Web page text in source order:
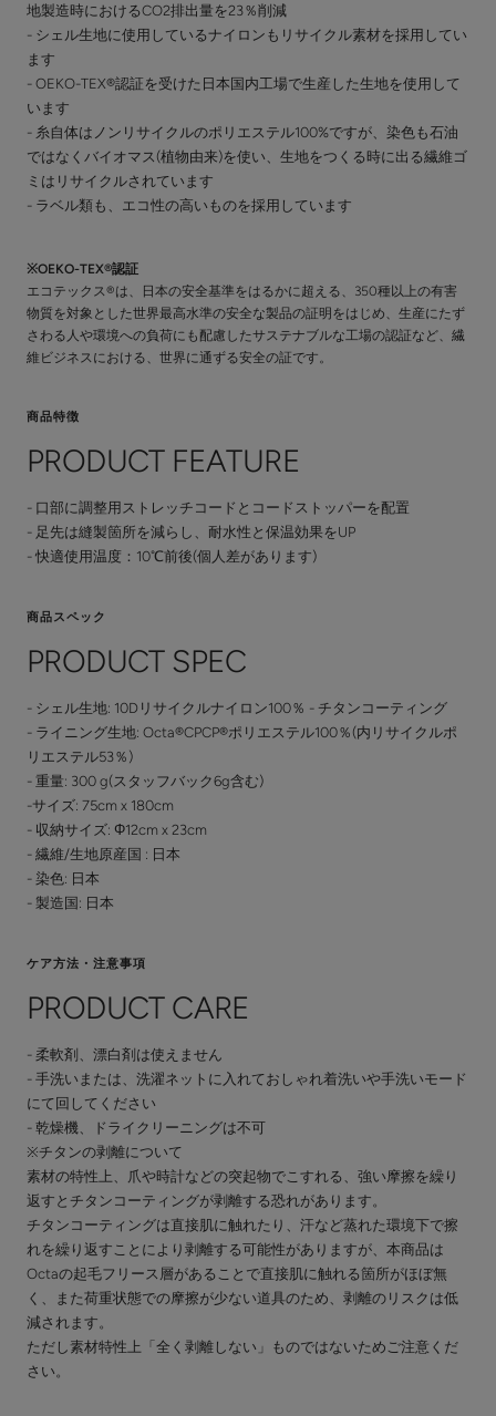
地製造時におけるCO2排出量を23％削減
- シェル生地に使用しているナイロンもリサイクル素材を採用してい
ます
- OEKO-TEX®認証を受けた日本国内工場で生産した生地を使用して
います
- 糸自体はノンリサイクルのポリエステル100%ですが、染色も石油
ではなくバイオマス(植物由来)を使い、生地をつくる時に出る繊維ゴ
ミはリサイクルされています
- ラベル類も、エコ性の高いものを採用しています
※OEKO-TEX®認証
エコテックス®は、日本の安全基準をはるかに超える、350種以上の有害
物質を対象とした世界最高水準の安全な製品の証明をはじめ、生産にたず
さわる人や環境への負荷にも配慮したサステナブルな工場の認証など、繊
維ビジネスにおける、世界に通ずる安全の証です。
商品特徴
PRODUCT FEATURE
- 口部に調整用ストレッチコードとコードストッパーを配置
- 足先は縫製箇所を減らし、耐水性と保温効果をUP
- 快適使用温度：10℃前後(個人差があります)
商品スペック
PRODUCT SPEC
- シェル生地: 10Dリサイクルナイロン100％ - チタンコーティング
- ライニング生地: Octa®CPCP®ポリエステル100％(内リサイクルポ
リエステル53％)
- 重量: 300 g(スタッフバック6g含む)
-サイズ: 75cm x 180cm
- 収納サイズ: Φ12cm x 23cm
- 繊維/生地原産国 : 日本
- 染色: 日本
- 製造国: 日本
ケア方法・注意事項
PRODUCT CARE
- 柔軟剤、漂白剤は使えません
- 手洗いまたは、洗濯ネットに入れておしゃれ着洗いや手洗いモード
にて回してください
- 乾燥機、ドライクリーニングは不可
※チタンの剥離について
素材の特性上、爪や時計などの突起物でこすれる、強い摩擦を繰り
返すとチタンコーティングが剥離する恐れがあります。
チタンコーティングは直接肌に触れたり、汗など蒸れた環境下で擦
れを繰り返すことにより剥離する可能性がありますが、本商品は
Octaの起毛フリース層があることで直接肌に触れる箇所がほぼ無
く、また荷重状態での摩擦が少ない道具のため、剥離のリスクは低
減されます。
ただし素材特性上「全く剥離しない」ものではないためご注意くだ
さい。